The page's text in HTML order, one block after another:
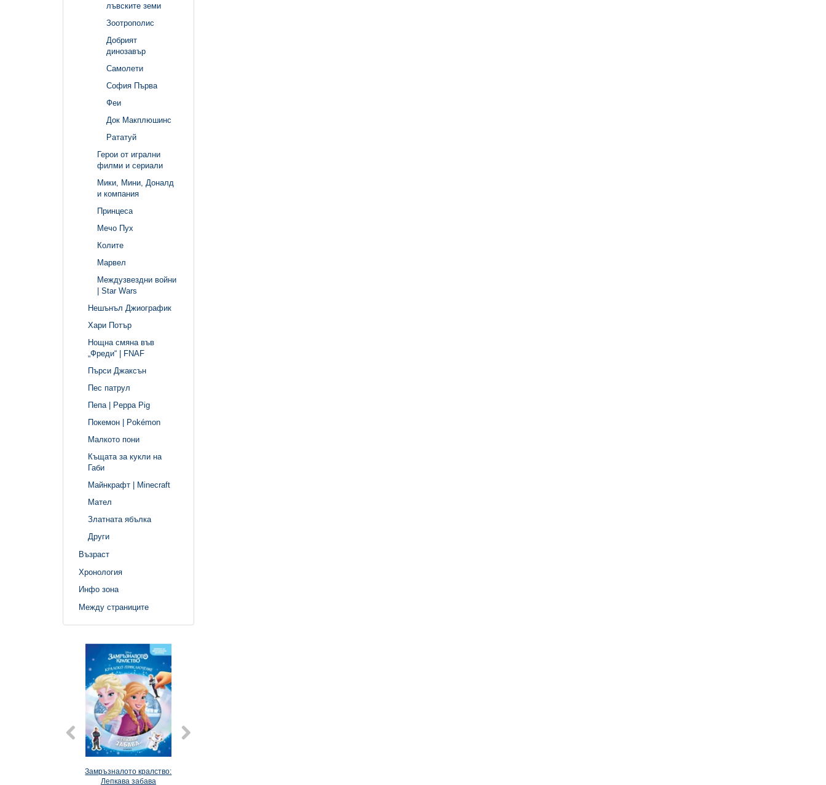
лъвските земи
Зоотрополис
Добрият
динозавър
Самолети
София Първа
Феи
Док Макплюшинс
Рататуй
Герои от игрални
филми и сериали
Мики, Мини, Доналд
и компания
Принцеса
Мечо Пух
Колите
Марвел
Междузвездни войни
| Star Wars
Нешънъл Джиографик
Хари Потър
Нощна смяна във
„Фреди“ | FNAF
Пърси Джаксън
Пес патрул
Пепа | Peppa Pig
Покемон | Pokémon
Малкото пони
Къщата за кукли на
Габи
Майнкрафт | Minecraft
Мател
Златната ябълка
Други
Възраст
Хронология
Инфо зона
Между страниците
Замръзналото кралство:
Лепкава забава